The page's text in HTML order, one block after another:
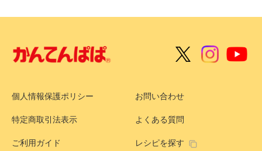
個人情報保護ポリシー お問い合わせ
特定商取引法表示 よくある質問
ご利用ガイド レシピを探す